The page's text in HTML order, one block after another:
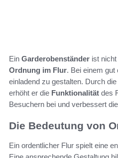
Ein Garderobenständer ist
Ordnung im Flur. Bei einem gut
einladend zu gestalten. Durch
erhöht er die Funktionalität des
Besuchern bei und verbessert
Die Bedeutung von
Ein ordentlicher Flur spielt eine